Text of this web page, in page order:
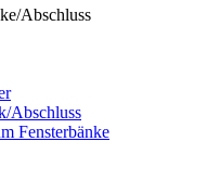
Abschluss
Abschluss
Fensterbänke